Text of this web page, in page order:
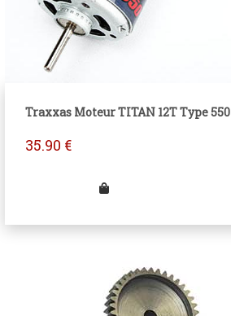
Traxxas Moteur TITAN 12T Type 550
35.90 €